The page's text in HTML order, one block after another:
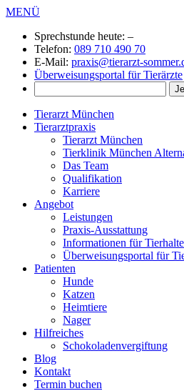
MENÜ
Sprechstunde heute: –
Telefon: 089 710 490 70
E-Mail: praxis@tierarzt-
Überweisungsportal für Tierärzte
Tierarzt München
Tierarztpraxis
Tierarzt München
Tierklinik München
Das Team
Qualifikation
Karriere
Angebot
Leistungen
Praxis-Ausstattung
Informationen für
Überweisungsportal für
Patienten
Hunde
Katzen
Heimtiere
Nager
Hilfreiches
Schokoladenvergiftung
Blog
Kontakt
Termin buchen